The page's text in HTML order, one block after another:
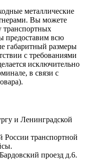
металлические
Вы можете
транспортных
всю
габаритный размеры
с требованиями
исключительно
в связи с
и Ленинградской
России транспортной
проезд д.6.